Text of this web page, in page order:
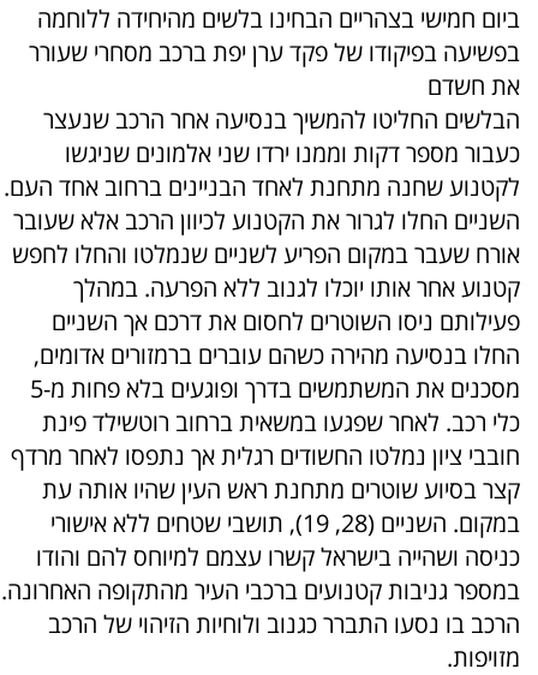
ביום חמישי בצהריים הבחינו בלשים מהיחידה ללוחמה
בפשיעה בפיקודו של פקד ערן יפת ברכב מסחרי שעורר
את חשדם
הבלשים החליטו להמשיך בנסיעה אחר הרכב שנעצר
כעבור מספר דקות וממנו ירדו שני אלמונים שניגשו
לקטנוע שחנה מתחנת לאחד הבניינים ברחוב אחד העם.
השניים החלו לגרור את הקטנוע לכיוון הרכב אלא שעובר
אורח שעבר במקום הפריע לשניים שנמלטו והחלו לחפש
קטנוע אחר אותו יוכלו לגנוב ללא הפרעה. במהלך
פעילותם ניסו השוטרים לחסום את דרכם אך השניים
החלו בנסיעה מהירה כשהם עוברים ברמזורים אדומים,
מסכנים את המשתמשים בדרך ופוגעים בלא פחות מ-5
כלי רכב. לאחר שפגעו במשאית ברחוב רוטשילד פינת
חובבי ציון נמלטו החשודים רגלית אך נתפסו לאחר מרדף
קצר בסיוע שוטרים מתחנת ראש העין שהיו אותה עת
במקום. השניים (28, 19), תושבי שטחים ללא אישורי
כניסה ושהייה בישראל קשרו עצמם למיוחס להם והודו
במספר גניבות קטנועים ברכבי העיר מהתקופה האחרונה.
הרכב בו נסעו התברר כגנוב ולוחיות הזיהוי של הרכב
מזויפות.